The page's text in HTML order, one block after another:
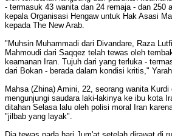
- termasuk 43 wanita dan 24 remaja - dan 250
kepala Organisasi Hengaw untuk Hak Asasi
kepada The New Arab.
"Muhsin Muhammadi dari Divandare, Raza
Mahmoudi dari Saqqez telah tewas oleh
keamanan Iran. Tujuh dari yang terluka -
dari Bokan - berada dalam kondisi kritis,"
Mahsa (Zhina) Amini, 22, seorang wanita
mengunjungi saudara laki-lakinya ke ibu kota
ditahan Selasa lalu oleh polisi moral Iran
"jilbab yang layak".